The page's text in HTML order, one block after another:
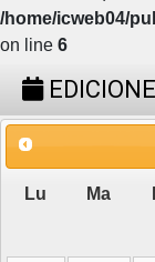
/home/icweb04/
on line 6
Lu Ma